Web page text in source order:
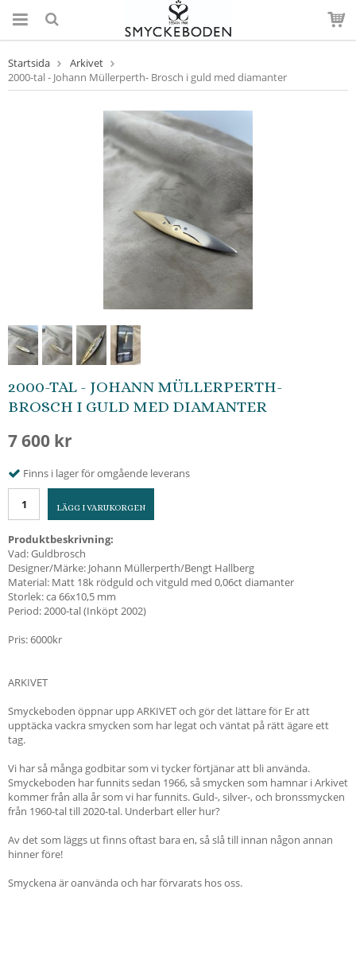
Startsida
Arkivet
2000-tal - Johann Müllerperth- Brosch i guld med diamanter
2000-TAL - JOHANN MÜLLERPERTH-
BROSCH I GULD MED DIAMANTER
7 600 kr
Finns i lager för omgående leverans
LÄGG I VARUKORGEN
Produktbeskrivning:
Vad: Guldbrosch
Designer/Märke: Johann Müllerperth/Bengt Hallberg
Material: Matt 18k rödguld och vitguld med 0,06ct diamanter
Storlek: ca 66x10,5 mm
Period: 2000-tal (Inköpt 2002)
Pris: 6000kr
ARKIVET
Smyckeboden öppnar upp ARKIVET och gör det lättare för Er att
upptäcka vackra smycken som har legat och väntat på rätt ägare ett
tag.
Vi har så många godbitar som vi tycker förtjänar att bli använda.
Smyckeboden har funnits sedan 1966, så smycken som hamnar i Arkivet
kommer från alla år som vi har funnits. Guld-, silver-, och bronssmycken
från 1960-tal till 2020-tal. Underbart eller hur?
Av det som läggs ut finns oftast bara en, så slå till innan någon annan
hinner före!
Smyckena är oanvända och har förvarats hos oss.